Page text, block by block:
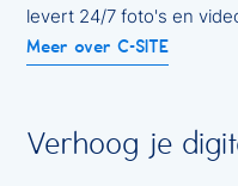
levert 24/7 foto's en
Meer over C-SITE
Verhoog je